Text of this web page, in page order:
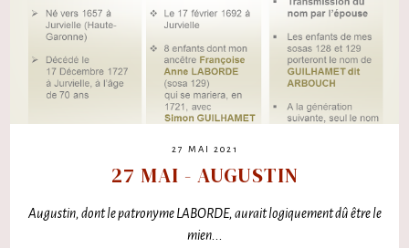
27 MAI 2021
27 MAI - AUGUSTIN
Augustin, dont le patronyme LABORDE, aurait logiquement dû être le
mien...